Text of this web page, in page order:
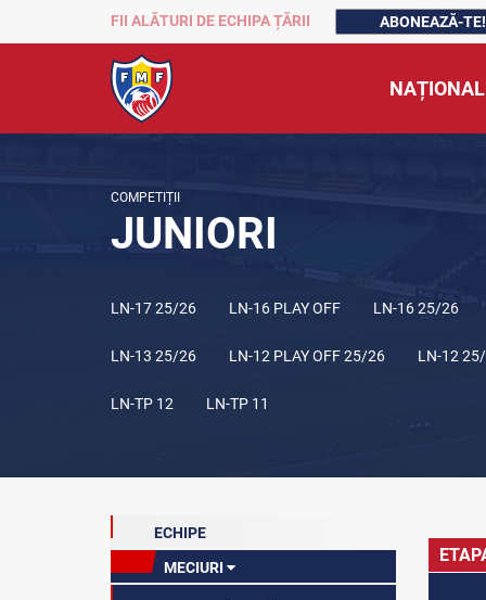
FII ALĂTURI DE ECHIPA ȚĂRII ABONEAZĂ-TE!
COMPETIȚII
JUNIORI
LN-17 25/26 LN-16 PLAY OFF LN-16 25/26
LN-13 25/26 LN-12 PLAY OFF 25/26 LN-12
LN-TP 12 LN-TP 11
ECHIPE
MECIURI